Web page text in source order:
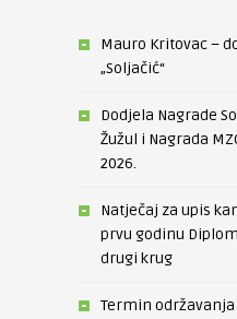
Mauro Kritovac –
„Soljačić“
Dodjela Nagrade
Žužul i Nagrada
2026.
Natječaj za upis
prvu godinu
drugi krug
Termin